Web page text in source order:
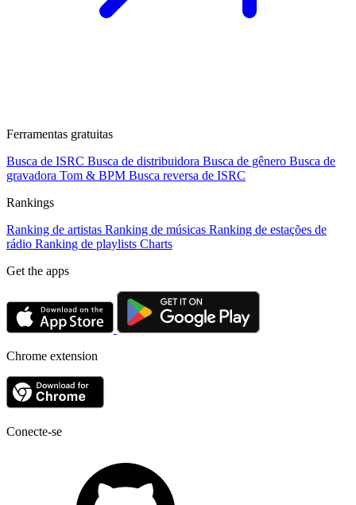
Ferramentas gratuitas
Busca de ISRC Busca de distribuidora Busca de gênero Busca de
gravadora Tom & BPM Busca reversa de ISRC
Rankings
Ranking de artistas Ranking de músicas Ranking de estações de
rádio Ranking de playlists Charts
Get the apps
Chrome extension
Conecte-se